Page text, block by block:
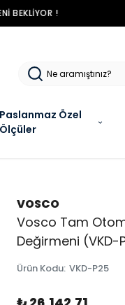
!
Paslanmaz Özel
Ölçüler
VOSCO
Vosco Tam
Değirmeni (VKD-
Ürün Kodu: VKD-P25